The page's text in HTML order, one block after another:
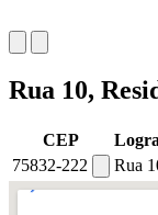
Rua 10,
CEP
75832-222
Rua